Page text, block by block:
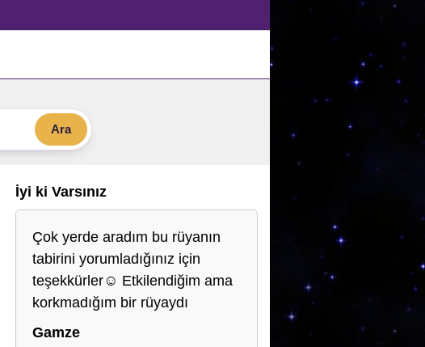
Ara
İyi ki Varsınız
Çok yerde aradım bu rüyanın
tabirini yorumladığınız için
teşekkürler☺️ Etkilendiğim ama
korkmadığım bir rüyaydı
Gamze